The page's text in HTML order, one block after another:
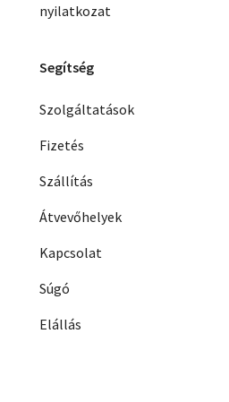
nyilatkozat
Segítség
Szolgáltatások
Fizetés
Szállítás
Átvevőhelyek
Kapcsolat
Súgó
Elállás